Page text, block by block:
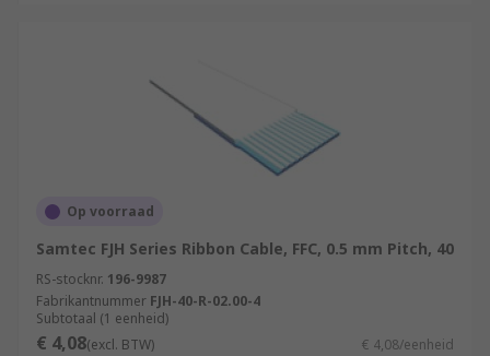
Op voorraad
Samtec FJH Series Ribbon Cable, FFC, 0.5 mm Pitch, 40
RS-stocknr. 196-9987
Fabrikantnummer FJH-40-R-02.00-4
Subtotaal (1 eenheid)
€ 4,08(excl. BTW) € 4,08/eenheid